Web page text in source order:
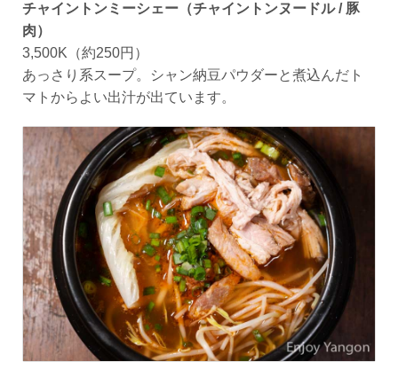
チャイントンミーシェー（チャイントンヌードル / 豚
肉）
3,500K（約250円）
あっさり系スープ。シャン納豆パウダーと煮込んだト
マトからよい出汁が出ています。